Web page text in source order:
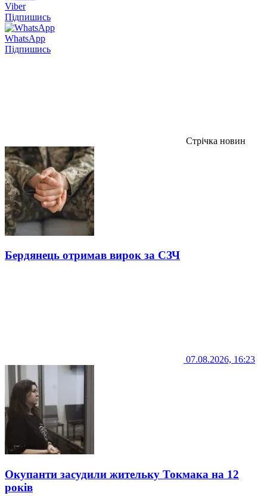
Viber
Підпишись
WhatsApp
Підпишись
Стрічка новин
Бердянець отримав вирок за СЗЧ
07.08.2026, 16:23
Окупанти засудили жительку Токмака на 12
років